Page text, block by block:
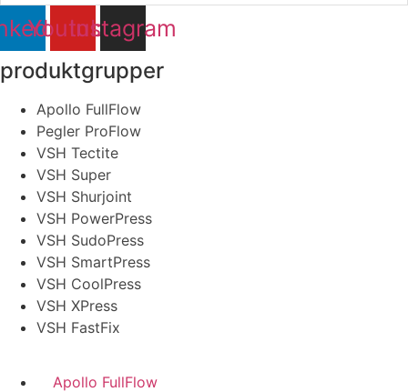
Youtube
Instagram
produktgrupper
Apollo FullFlow
Pegler ProFlow
VSH Tectite
VSH Super
VSH Shurjoint
VSH PowerPress
VSH SudoPress
VSH SmartPress
VSH CoolPress
VSH XPress
VSH FastFix
Apollo FullFlow